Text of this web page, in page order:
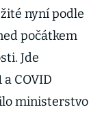
nyní podle
počátkem
Jde
COVID
ministerstvo